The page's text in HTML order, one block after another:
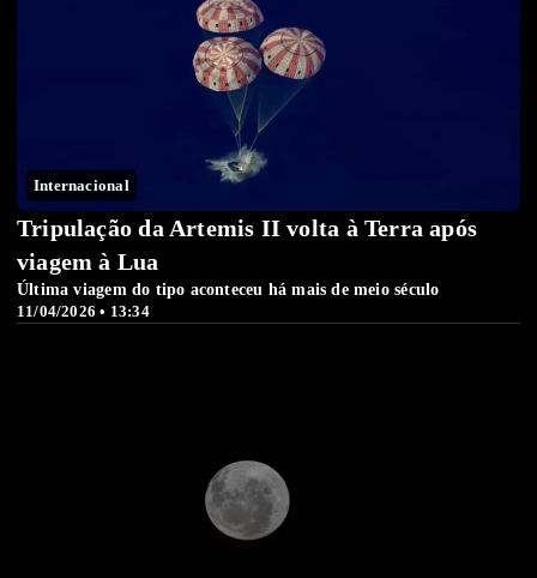
Internacional
11/04/2026 • 13:34
Tripulação da Artemis II volta à Terra após
viagem à Lua
Última viagem do tipo aconteceu há mais de meio século